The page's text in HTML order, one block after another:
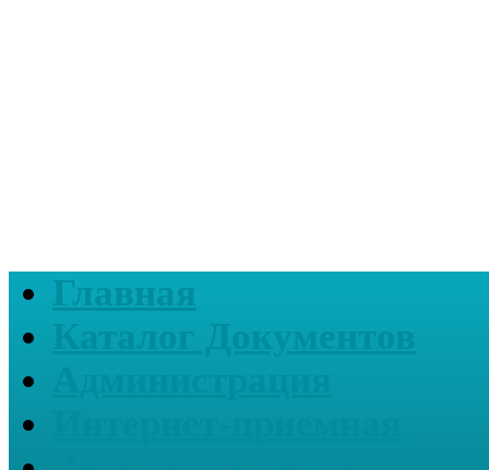
Главная